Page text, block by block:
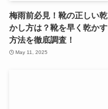
梅雨前必見！靴の正しい乾
かし方は？靴を早く乾かす
方法を徹底調査！
May 11, 2025